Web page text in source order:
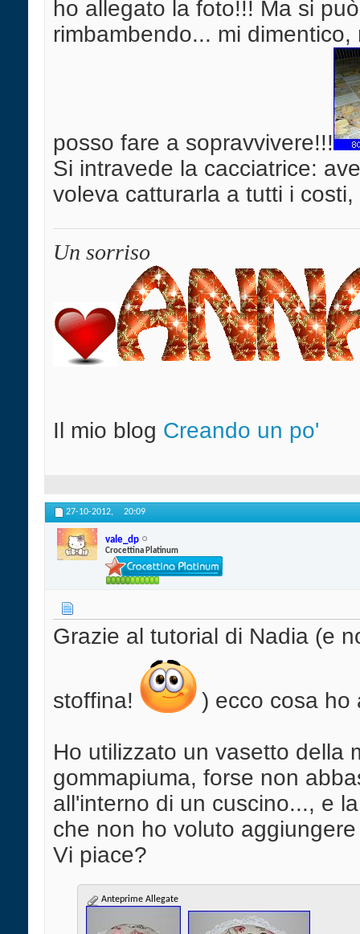
ho allegato la foto!!! Ma si
rimbambendo... mi
posso fare a sopravvivere!!!
Si intravede la cacciatrice:
voleva catturarla a tutti i
Un sorriso
Il mio blog Creando un po'
27-10-2012, 20:09
vale_dp
Crocettina Platinum
Grazie al tutorial di Nadia (e
stoffina! ) ecco cosa ho
Ho utilizzato un vasetto della
gommapiuma, forse non
all'interno di un cuscino..., e
che non ho voluto
Vi piace?
Anteprime Allegate